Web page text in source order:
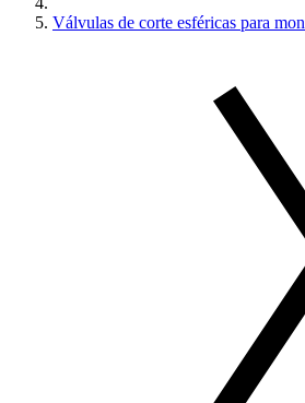
Válvulas de corte esféricas para